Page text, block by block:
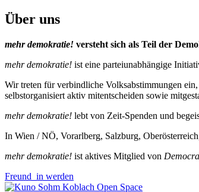
Über uns
mehr demokratie! versteht sich als Teil der
mehr demokratie! ist eine parteiunabhängige
Wir treten für verbindliche Volksabstimmungen
selbstorganisiert aktiv mitentscheiden sowie
mehr demokratie! lebt von Zeit-Spenden und
In Wien / NÖ, Vorarlberg, Salzburg,
mehr demokratie! ist aktives Mitglied von
Freund_in werden